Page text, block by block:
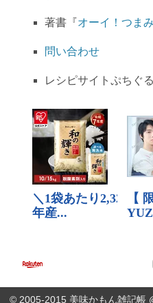
著書『オーイ！つま
問い合わせ
レシピサイトぷちぐ
© 2005-2015 美味かもん雑記帳